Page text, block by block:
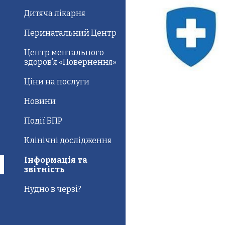
Дитяча лікарня
Перинатальний Центр
Центр ментального
здоров’я «Повернення»
Ціни на послуги
Новини
Події БПР
Клінічні дослідження
Інформація та
звітність
Нудно в черзі?